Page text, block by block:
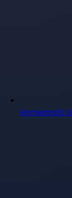
Homeland's